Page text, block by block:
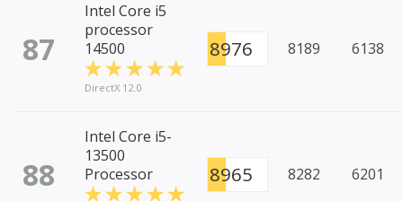
87
Intel Core i5
processor
14500
DirectX 12.0
8976 8189 6138
88
Intel Core i5-
13500
Processor
8965 8282 6201